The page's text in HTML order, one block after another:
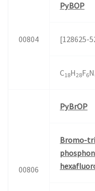
00804
PyBOP
[128625-
C18H28F6N
00806
PyBrOP
Bromo-